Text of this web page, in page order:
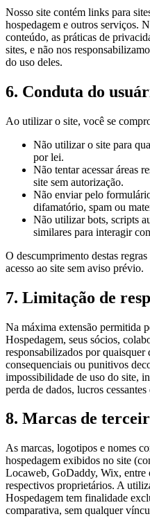
Nosso site contém links para
hospedagem e outros serviços.
conteúdo, as práticas de
sites, e não nos
do uso deles.
6. Conduta do
Ao utilizar o site, você se
Não utilizar o site para
por lei.
Não tentar acessar áreas
site sem autorização.
Não enviar pelo
difamatório, spam ou
Não utilizar bots, scripts
similares para interagir
O descumprimento destas
acesso ao site sem aviso prévio.
7. Limitação de
Na máxima extensão permitida
Hospedagem, seus sócios,
responsabilizados por
consequenciais ou punitivos
impossibilidade de uso do site,
perda de dados, lucros
8. Marcas de
As marcas, logotipos e nomes
hospedagem exibidos no site
Locaweb, GoDaddy, Wix, entre
respectivos proprietários. A
Hospedagem tem finalidade
comparativa, sem qualquer